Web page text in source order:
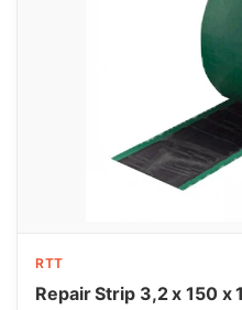
RTT
Repair Strip 3,2 x 150 x